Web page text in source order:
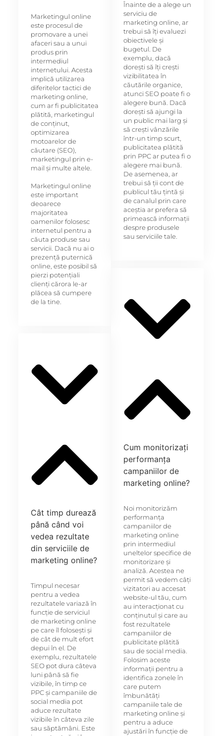
Marketingul online
este procesul de
promovare a unei
afaceri sau a unui
produs prin
intermediul
internetului. Acesta
implică utilizarea
diferitelor tactici de
marketing online,
cum ar fi publicitatea
plătită, marketingul
de conținut,
optimizarea
motoarelor de
căutare (SEO),
marketingul prin e-
mail și multe altele.
Marketingul online
este important
deoarece
majoritatea
oamenilor folosesc
internetul pentru a
căuta produse sau
servicii. Dacă nu ai o
prezență puternică
online, este posibil să
pierzi potențiali
clienți cărora le-ar
plăcea să cumpere
de la tine.
Cât timp durează
până când voi
vedea rezultate
din serviciile de
marketing online?
Timpul necesar
pentru a vedea
rezultatele variază în
funcție de serviciul
de marketing online
pe care îl folosești și
de cât de mult efort
depui în el. De
exemplu, rezultatele
SEO pot dura câteva
luni până să fie
vizibile, în timp ce
PPC și campaniile de
social media pot
aduce rezultate
vizibile în câteva zile
sau săptămâni. Este
Înainte de a alege un
serviciu de
marketing online, ar
trebui să îți evaluezi
obiectivele și
bugetul. De
exemplu, dacă
dorești să îți crești
vizibilitatea în
căutările organice,
atunci SEO poate fi o
alegere bună. Dacă
dorești să ajungi la
un public mai larg și
să crești vânzările
într-un timp scurt,
publicitatea plătită
prin PPC ar putea fi o
alegere mai bună.
De asemenea, ar
trebui să ții cont de
publicul tău țintă și
de canalul prin care
aceștia ar prefera să
primească informații
despre produsele
sau serviciile tale.
Cum monitorizați
performanța
campaniilor de
marketing online?
Noi monitorizăm
performanța
campaniilor de
marketing online
prin intermediul
uneltelor specifice de
monitorizare și
analiză. Acestea ne
permit să vedem câți
vizitatori au accesat
website-ul tău, cum
au interacționat cu
conținutul și care au
fost rezultatele
campaniilor de
publicitate plătită
sau de social media.
Folosim aceste
informații pentru a
identifica zonele în
care putem
îmbunătăți
campaniile tale de
marketing online și
pentru a aduce
ajustări în funcție de